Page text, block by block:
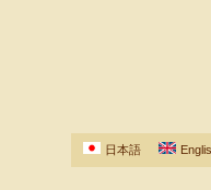
日本語